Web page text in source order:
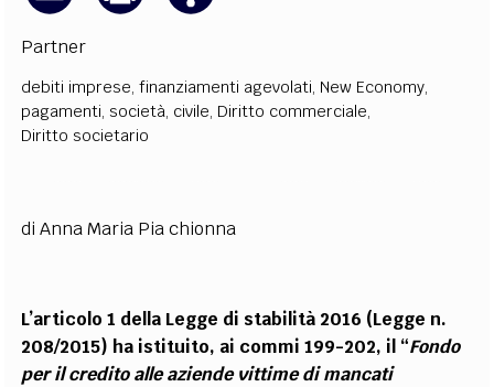
Partner
debiti imprese,finanziamenti agevolati, New Economy,
pagamenti,società, civile, Diritto commerciale,
Diritto societario
di Anna Maria Pia chionna
L’articolo 1 della Legge di stabilità 2016 (Legge n.
208/2015) ha istituito, ai commi 199-202, il “Fondo
per il credito alle aziende vittime di mancati